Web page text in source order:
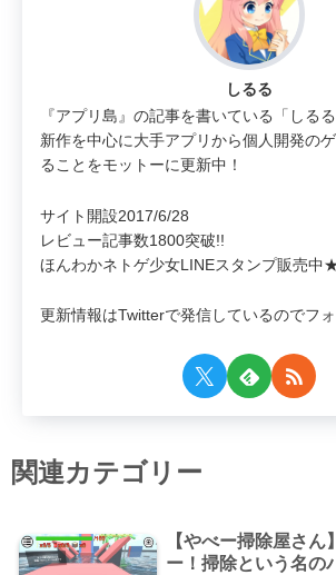
しるる
『アプリ島』の記事を書いている「しる
新作を中心に大手アプリから個人開発の
ることをモットーに更新中！
サイト開設2017/6/28
レビュー記事数1800突破!!
ほんわかネトゲ少女LINEスタンプ販売中
更新情報はTwitterで発信しているのでフォ
関連カテゴリー
【やべー掃除屋さん
ー！掃除という名の